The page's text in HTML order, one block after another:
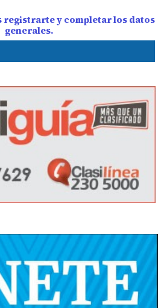
registrarte y completar los datos
generales.